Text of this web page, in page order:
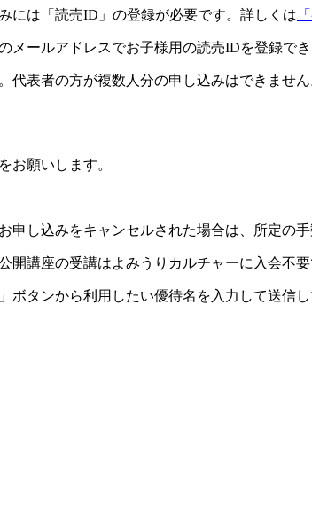
には「読売ID」の登録が必要です。詳しくは
ールアドレスでお子様用の読売IDを登録でき
表者の方が複数人分の申し込みはできませ
お願いします。
し込みをキャンセルされた場合は、所定の手
講座の受講はよみうりカルチャーに入会不要
タンから利用したい優待名を入力して送信し